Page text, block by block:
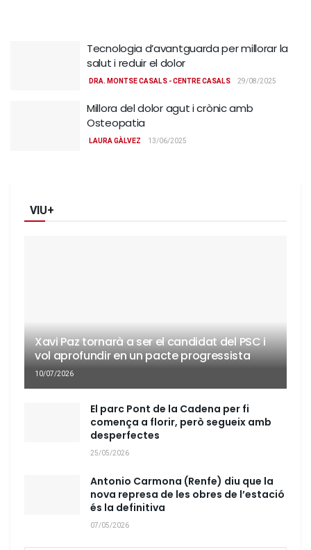
Tecnologia d’avantguarda per millorar la
salut i reduir el dolor
DRA. MONTSE CASALS - CENTRE CASALS 29/08/2025
Millora del dolor agut i crònic amb
Osteopatia
LAURA GÀLVEZ 13/06/2025
VIU+
Xavi Paz tornarà a ser el candidat del PSC i
vol aprofundir en un pacte progressista
10/07/2026
El parc Pont de la Cadena per fi
comença a florir, però segueix amb
desperfectes
25/05/2026
Antonio Carmona (Renfe) diu que la
nova represa de les obres de l’estació
és la definitiva
07/05/2026